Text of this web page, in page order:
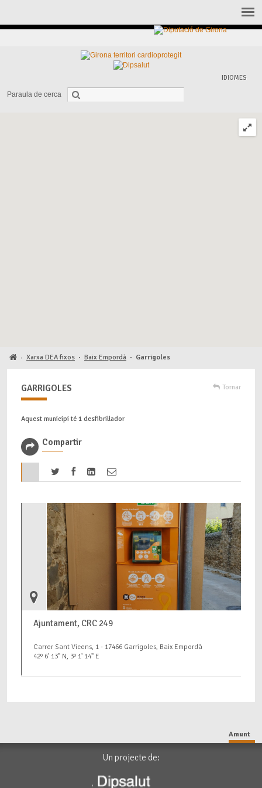
IDIOMES
Paraula de cerca
· Xarxa DEA fixos · Baix Empordà · Garrigoles
Tornar
GARRIGOLES
Aquest municipi té 1 desfibril·lador
Compartir
Ajuntament, CRC 249
Carrer Sant Vicens, 1 - 17466 Garrigoles, Baix Empordà
42º 6' 13" N, 3º 1' 14" E
Amunt
Un projecte de: